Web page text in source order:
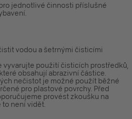
jednotlivé činnosti příslušné
vodou a šetrnými čisticími
vyvarujte použití čisticích prostředků,
obsahují abrazivní částice.
nečistot je možné použít běžné
pro plastové povrchy. Před
provést zkoušku na
to není vidět.